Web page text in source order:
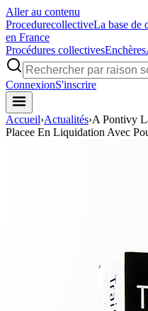
Aller au contenu
ProcedurecollectiveLa base de
en France
Procédures collectivesEnchères
ConnexionS'inscrire
Accueil›Actualités›A Pontivy
Placee En Liquidation Avec